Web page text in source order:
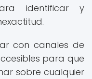
identificar y
con canales de
para que
sobre cualquier